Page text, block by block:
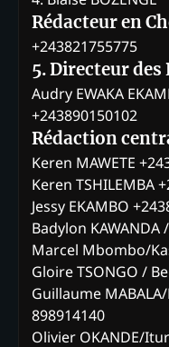
Rédacteur en
+243821755775
5. Directeur des
Audry EWAKA
+243890150102
Rédaction
Keren MAWETE
Keren TSHILEMBA
Jessy EKAMBO
Badylon KAWANDA
Marcel Mbombo/
Gloire TSONGO /
Guillaume
898914140
Olivier OKANDE/